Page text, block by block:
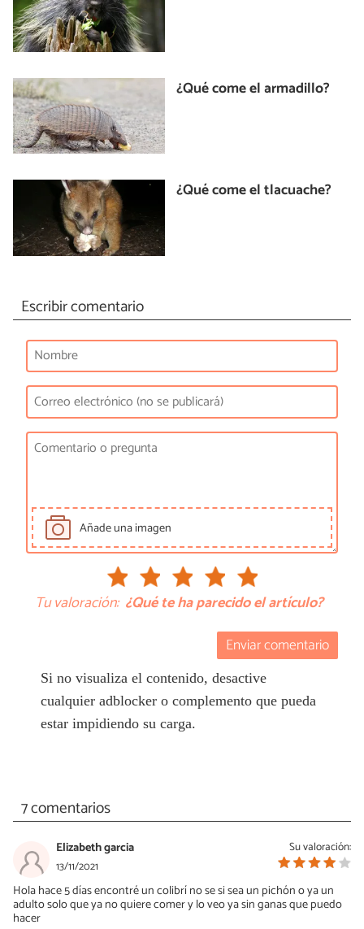
¿Qué come el armadillo?
¿Qué come el tlacuache?
Escribir comentario
Añade una imagen
Tu valoración: ¿Qué te ha parecido el artículo?
Enviar comentario
Si no visualiza el contenido, desactive
cualquier adblocker o complemento que pueda
estar impidiendo su carga.
7 comentarios
Su valoración:
Elizabeth garcia
13/11/2021
Hola hace 5 días encontré un colibrí no se si sea un pichón o ya un
adulto solo que ya no quiere comer y lo veo ya sin ganas que puedo
hacer